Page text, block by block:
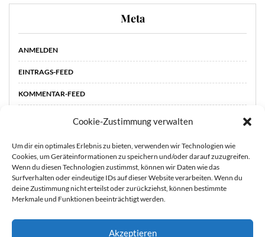
Cookie-Zustimmung verwalten
Um dir ein optimales Erlebnis zu bieten, verwenden wir Technologien wie
Cookies, um Geräteinformationen zu speichern und/oder darauf zuzugreifen.
Wenn du diesen Technologien zustimmst, können wir Daten wie das
Surfverhalten oder eindeutige IDs auf dieser Website verarbeiten. Wenn du
deine Zustimmung nicht erteilst oder zurückziehst, können bestimmte
Merkmale und Funktionen beeinträchtigt werden.
Akzeptieren
Meta
ANMELDEN
EINTRAGS-FEED
KOMMENTAR-FEED